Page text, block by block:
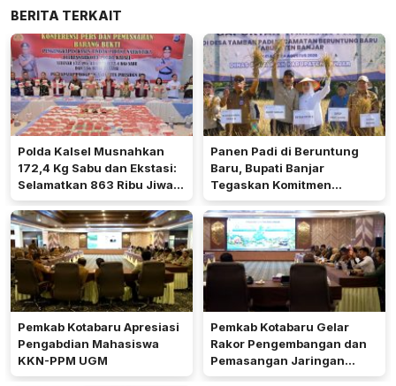
BERITA TERKAIT
Polda Kalsel Musnahkan
172,4 Kg Sabu dan Ekstasi:
Selamatkan 863 Ribu Jiwa
dan Hemat Biaya Rehab Rp.
4,3 Triliun
Panen Padi di Beruntung
Baru, Bupati Banjar
Tegaskan Komitmen
Dukung Ketahanan Pangan
Pemkab Kotabaru Apresiasi
Pengabdian Mahasiswa
KKN-PPM UGM
Pemkab Kotabaru Gelar
Rakor Pengembangan dan
Pemasangan Jaringan
Listrik PLN